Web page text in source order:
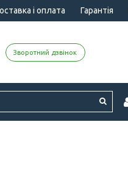
і оплата Гарантія
Зворотний дзвінок